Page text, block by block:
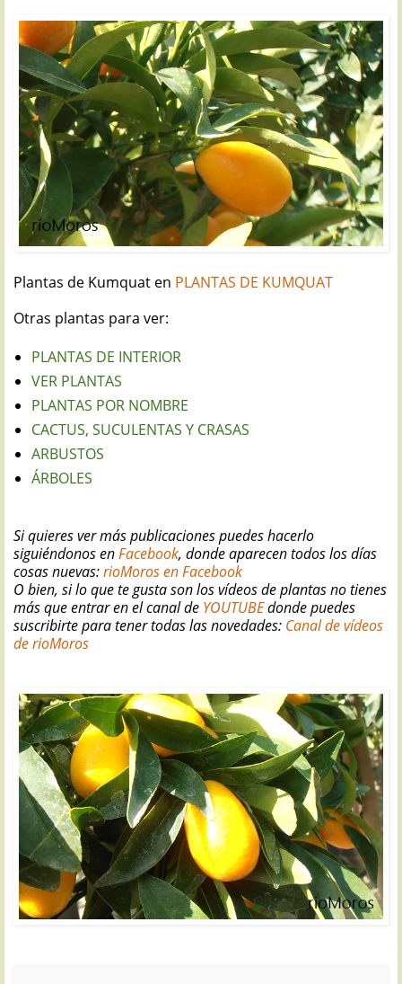
Plantas de Kumquat en PLANTAS DE KUMQUAT
Otras plantas para ver:
PLANTAS DE INTERIOR
VER PLANTAS
PLANTAS POR NOMBRE
CACTUS, SUCULENTAS Y CRASAS
ARBUSTOS
ÁRBOLES
Si quieres ver más publicaciones puedes hacerlo
siguiéndonos enFacebook, donde aparecen todos los días
cosas nuevas:rioMoros en Facebook
O bien, si lo que te gusta son los vídeos de plantas no tienes
más que entrar en el canal de YOUTUBEdonde puedes
suscribirte para tener todas las novedades: Canal de vídeos
de rioMoros